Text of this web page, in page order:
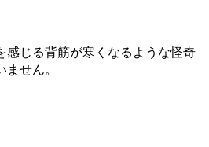
感じる背筋が寒くなるような怪奇
せん。